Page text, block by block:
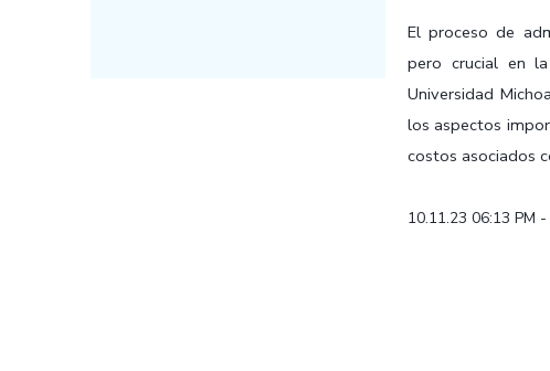
El proceso de
pero crucial en
Universidad
los aspectos
costos asociados
10.11.23 06:13 PM -